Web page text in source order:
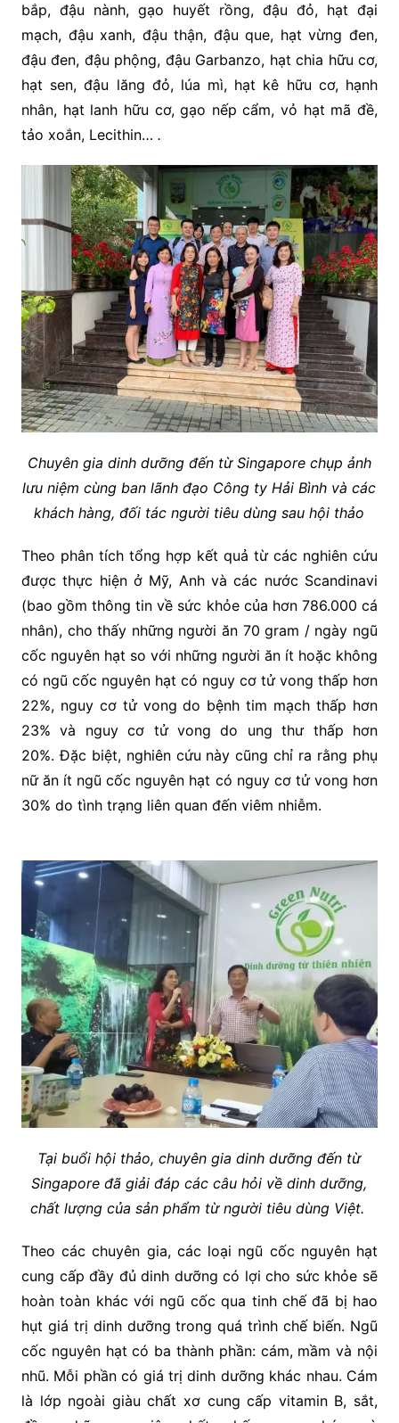
bắp, đậu nành, gạo huyết rồng, đậu đỏ, hạt đại
mạch, đậu xanh, đậu thận, đậu que, hạt vừng đen,
đậu đen, đậu phộng, đậu Garbanzo, hạt chia hữu cơ,
hạt sen, đậu lăng đỏ, lúa mì, hạt kê hữu cơ, hạnh
nhân, hạt lanh hữu cơ, gạo nếp cẩm, vỏ hạt mã đề,
tảo xoắn, Lecithin… .
Chuyên gia dinh dưỡng đến từ Singapore chụp ảnh
lưu niệm cùng ban lãnh đạo Công ty Hải Bình và các
khách hàng, đối tác người tiêu dùng sau hội thảo
Theo phân tích tổng hợp kết quả từ các nghiên cứu
được thực hiện ở Mỹ, Anh và các nước Scandinavi
(bao gồm thông tin về sức khỏe của hơn 786.000 cá
nhân), cho thấy những người ăn 70 gram / ngày ngũ
cốc nguyên hạt so với những người ăn ít hoặc không
có ngũ cốc nguyên hạt có nguy cơ tử vong thấp hơn
22%, nguy cơ tử vong do bệnh tim mạch thấp hơn
23% và nguy cơ tử vong do ung thư thấp hơn
20%. Đặc biệt, nghiên cứu này cũng chỉ ra rằng phụ
nữ ăn ít ngũ cốc nguyên hạt có nguy cơ tử vong hơn
30% do tình trạng liên quan đến viêm nhiễm.
Tại buổi hội thảo, chuyên gia dinh dưỡng đến từ
Singapore đã giải đáp các câu hỏi về dinh dưỡng,
chất lượng của sản phẩm từ người tiêu dùng Việt.
Theo các chuyên gia, các loại ngũ cốc nguyên hạt
cung cấp đầy đủ dinh dưỡng có lợi cho sức khỏe sẽ
hoàn toàn khác với ngũ cốc qua tinh chế đã bị hao
hụt giá trị dinh dưỡng trong quá trình chế biến. Ngũ
cốc nguyên hạt có ba thành phần: cám, mầm và nội
nhũ. Mỗi phần có giá trị dinh dưỡng khác nhau. Cám
là lớp ngoài giàu chất xơ cung cấp vitamin B, sắt,